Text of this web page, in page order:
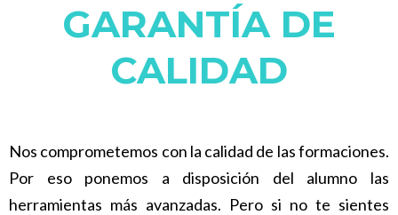
GARANTÍA DE
CALIDAD
Nos comprometemos con la calidad de las formaciones.
Por eso ponemos a disposición del alumno las
herramientas más avanzadas. Pero si no te sientes